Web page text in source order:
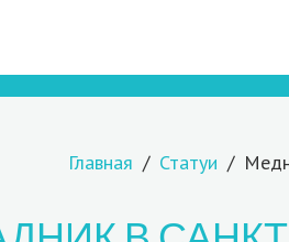
Главная Статуи